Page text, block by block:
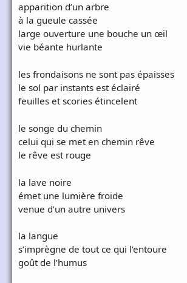
apparition d’un arbre
à la gueule cassée
large ouverture une bouche un œil
vie béante hurlante
les frondaisons ne sont pas épaisses
le sol par instants est éclairé
feuilles et scories étincelent
le songe du chemin
celui qui se met en chemin rêve
le rêve est rouge
la lave noire
émet une lumière froide
venue d’un autre univers
la langue
s’imprègne de tout ce qui l’entoure
goût de l’humus